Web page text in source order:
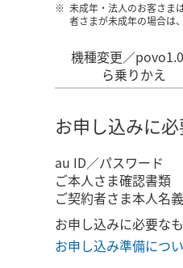
未成年・法人のお客さま
者さまが未成年の場合は
機種変更／
ら乗りかえ
お申し込みに
au ID／パスワード
ご本人さま確認書類
ご契約者さま本人名
お申し込みに必要な
お申し込み準備につ